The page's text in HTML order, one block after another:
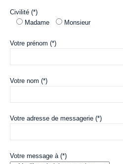
Civilité (*)
Madame
Monsieur
Votre prénom (*)
Votre nom (*)
Votre adresse de messagerie (*)
Votre message à (*)